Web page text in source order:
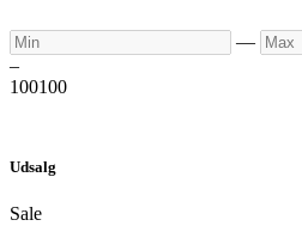
Min — Max
–
100100
Udsalg
Sale